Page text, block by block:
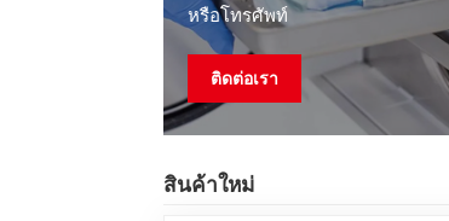
หรือโทรศัพท์
ติดต่อเรา
สินค้าใหม่